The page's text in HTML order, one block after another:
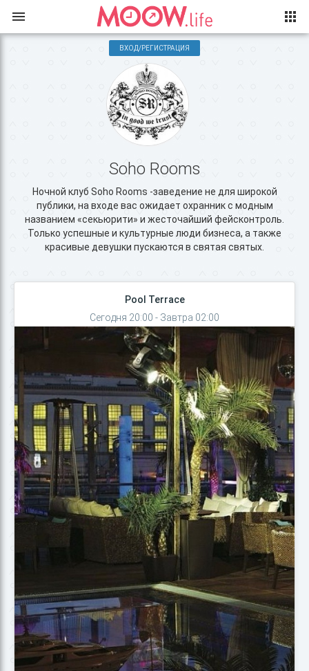
ВХОД/РЕГИСТРАЦИЯ
Soho Rooms
Ночной клуб Soho Rooms -заведение не для широкой
публики, на входе вас ожидает охранник с модным
названием «секьюрити» и жесточайший фейсконтроль.
Только успешные и культурные люди бизнеса, а также
красивые девушки пускаются в святая святых.
Pool Terrace
Сегодня 20:00 - Завтра 02:00